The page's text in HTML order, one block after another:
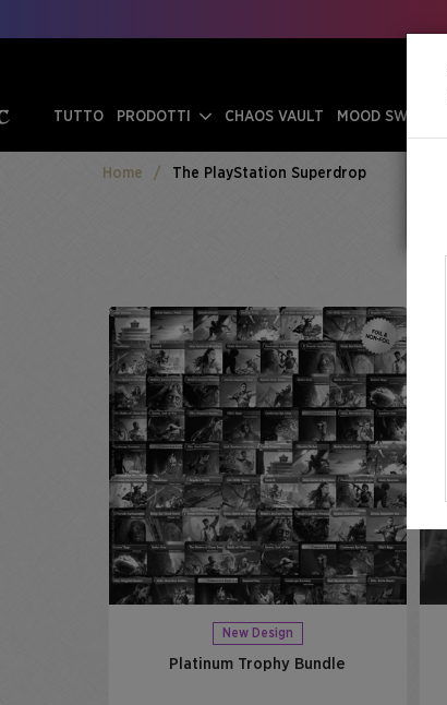
TUTTO PRODOTTI CHAOS VAULT MOOD SWINGS
Home The PlayStation Superdrop
New Design
Platinum Trophy Bundle